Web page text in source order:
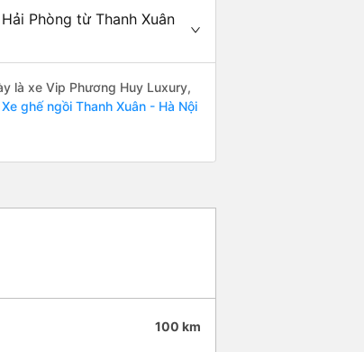
Phòng từ Thanh Xuân
là xe Vip Phương Huy Luxury,
Xe ghế ngồi Thanh Xuân - Hà Nội
100 km